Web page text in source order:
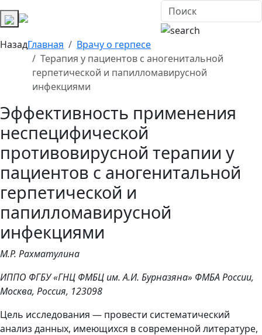
НазадГлавная
Врачу о герпесе
Терапия у пациентов с аногенитальной
герпетической и папилломавирусной
инфекциями
Эффективность применения
неспецифической
противовирусной терапии у
пациентов с аногенитальной
герпетической и
папилломавирусной
инфекциями
М.Р. Рахматулина
ИППО ФГБУ «ГНЦ ФМБЦ им. А.И. Бурназяна» ФМБА России,
Москва, Россия, 123098
Цель исследования — провести систематический
анализ данных, имеющихся в современной литературе,